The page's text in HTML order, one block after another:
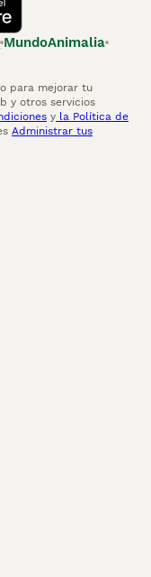
MundoAnimalia
para mejorar tu
y otros servicios
y la Política de
Administrar tus